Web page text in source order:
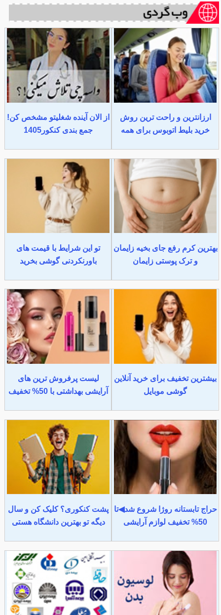
ارزانترین و راحت ترین روش
خرید بلیط اتوبوس برای همه
از الان آینده شغلیتو مشخص کن!
جمع بندی کنکور1405
بهترین کرم رفع جای بخیه زایمان
و ترک پوستی زایمان
تو این شرایط با قیمت های
باورنکردنی گوشی بخرید
بیشترین تخفیف برای خرید آنلاین
گوشی موبایل
لیست پرفروش ترین های
آرایشی بهداشتی با 50% تخفیف
حراج تابستانه روژا شروع شد◀تا
50% تخفیف لوازم آرایشی
پشت کنکوری؟ کلیک کن و سال
دیگه تو بهترین دانشگاه هستی